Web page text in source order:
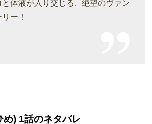
と体液が入り交じる、絶望のヴァン
ー！
め) 1話のネタバレ